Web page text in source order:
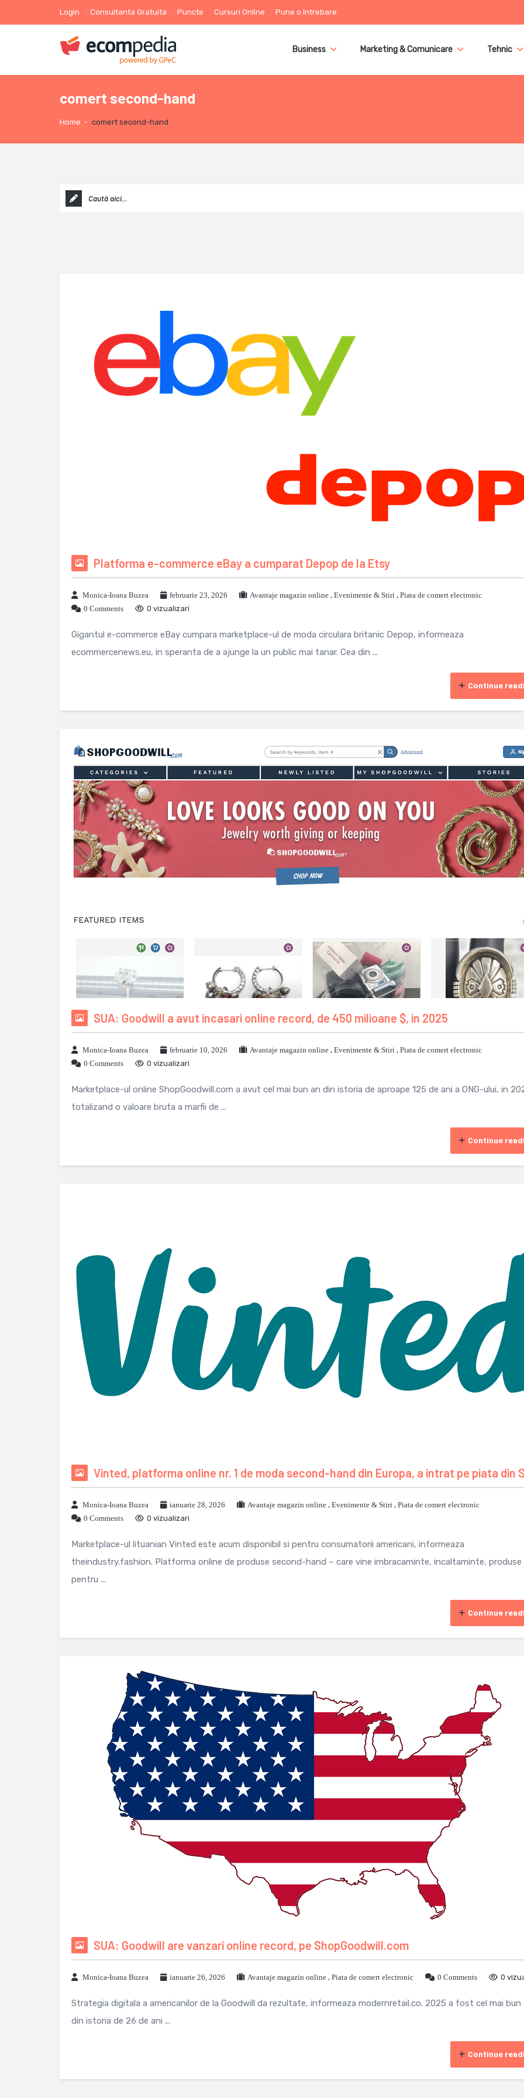
Login Consultanta Gratuita Puncte Cursuri Online Pune o întrebare
Business Marketing & Comunicare Tehnic
comert second-hand
Home - comert second-hand
Platforma e-commerce eBay a cumparat Depop de la Etsy
Monica-Ioana Buzea februarie 23, 2026 Avantaje magazin online , Evenimente & Stiri , Piata de comert electronic
0 Comments
0 vizualizari
Gigantul e-commerce eBay cumpara marketplace-ul de moda circulara britanic Depop, informeaza
ecommercenews.eu, in speranta de a ajunge la un public mai tanar. Cea din ...
Continue
SUA: Goodwill a avut incasari online record, de 450 milioane $, in 2025
Monica-Ioana Buzea februarie 10, 2026 Avantaje magazin online , Evenimente & Stiri , Piata de comert electronic
0 Comments
0 vizualizari
Marketplace-ul online ShopGoodwill.com a avut cel mai bun an din istoria de aproape 125 de ani a ONG-ului, in
totalizand o valoare bruta a marfii de ...
Continue
Vinted, platforma online nr. 1 de moda second-hand din Europa, a intrat pe piata din
Monica-Ioana Buzea ianuarie 28, 2026 Avantaje magazin online , Evenimente & Stiri , Piata de comert electronic
0 Comments
0 vizualizari
Marketplace-ul lituanian Vinted este acum disponibil si pentru consumatorii americani, informeaza
theindustry.fashion. Platforma online de produse second-hand – care vine imbracaminte, incaltaminte, produse
pentru ...
Continue
SUA: Goodwill are vanzari online record, pe ShopGoodwill.com
Monica-Ioana Buzea ianuarie 26, 2026 Avantaje magazin online , Piata de comert electronic 0 Comments 0
Strategia digitala a americanilor de la Goodwill da rezultate, informeaza modernretail.co. 2025 a fost cel mai bun
din istoria de 26 de ani ...
Continue